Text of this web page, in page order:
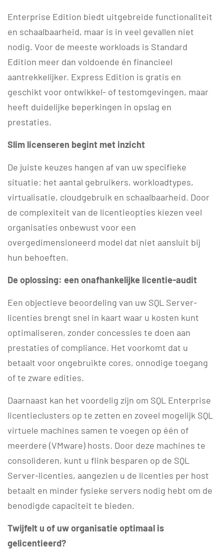
Enterprise Edition biedt uitgebreide functionaliteit
en schaalbaarheid, maar is in veel gevallen niet
nodig. Voor de meeste workloads is Standard
Edition meer dan voldoende én financieel
aantrekkelijker. Express Edition is gratis en
geschikt voor ontwikkel- of testomgevingen, maar
heeft duidelijke beperkingen in opslag en
prestaties.
Slim licenseren begint met inzicht
De juiste keuzes hangen af van uw specifieke
situatie: het aantal gebruikers, workloadtypes,
virtualisatie, cloudgebruik en schaalbaarheid. Door
de complexiteit van de licentieopties kiezen veel
organisaties onbewust voor een
overgedimensioneerd model dat niet aansluit bij
hun behoeften.
De oplossing: een onafhankelijke licentie-audit
Een objectieve beoordeling van uw SQL Server-
licenties brengt snel in kaart waar u kosten kunt
optimaliseren, zonder concessies te doen aan
prestaties of compliance. Het voorkomt dat u
betaalt voor ongebruikte cores, onnodige toegang
of te zware edities.
Daarnaast kan het voordelig zijn om SQL Enterprise
licentieclusters op te zetten en zoveel mogelijk SQL
virtuele machines samen te voegen op één of
meerdere (VMware) hosts. Door deze machines te
consolideren, kunt u flink besparen op de SQL
Server-licenties, aangezien u de licenties per host
betaalt en minder fysieke servers nodig hebt om de
benodigde capaciteit te bieden.
Twijfelt u of uw organisatie optimaal is
gelicentieerd?